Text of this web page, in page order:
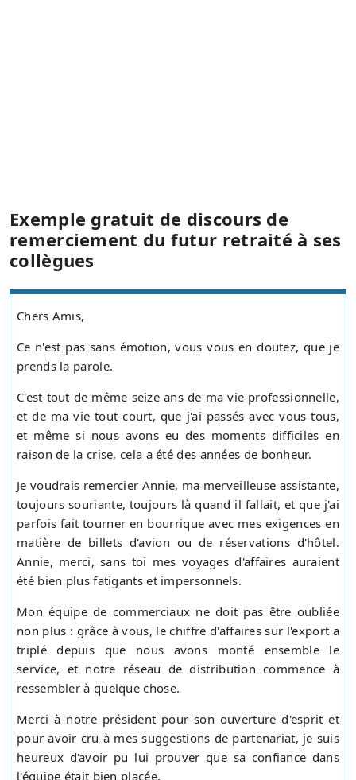
Exemple gratuit de discours de
remerciement du futur retraité à ses
collègues
Chers Amis,
Ce n'est pas sans émotion, vous vous en doutez, que je
prends la parole.
C'est tout de même seize ans de ma vie professionnelle,
et de ma vie tout court, que j'ai passés avec vous tous,
et même si nous avons eu des moments difficiles en
raison de la crise, cela a été des années de bonheur.
Je voudrais remercier Annie, ma merveilleuse assistante,
toujours souriante, toujours là quand il fallait, et que j'ai
parfois fait tourner en bourrique avec mes exigences en
matière de billets d'avion ou de réservations d'hôtel.
Annie, merci, sans toi mes voyages d'affaires auraient
été bien plus fatigants et impersonnels.
Mon équipe de commerciaux ne doit pas être oubliée
non plus : grâce à vous, le chiffre d'affaires sur l'export a
triplé depuis que nous avons monté ensemble le
service, et notre réseau de distribution commence à
ressembler à quelque chose.
Merci à notre président pour son ouverture d'esprit et
pour avoir cru à mes suggestions de partenariat, je suis
heureux d'avoir pu lui prouver que sa confiance dans
l'équipe était bien placée.